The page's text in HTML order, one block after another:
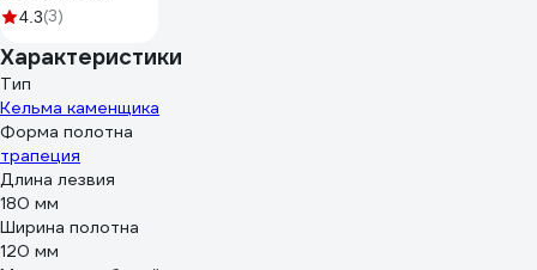
поверхностей
40
4.3(3)
Характеристики
Тип
Кельма каменщика
Форма полотна
трапеция
Длина лезвия
180 мм
Ширина полотна
120 мм